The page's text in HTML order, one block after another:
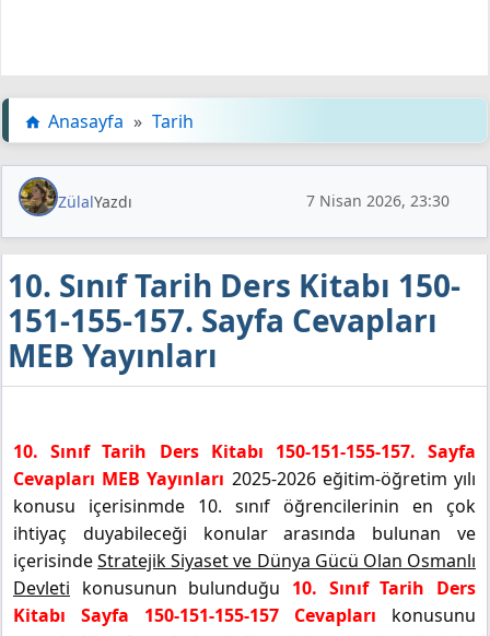
Anasayfa » Tarih
ZülalYazdı 7 Nisan 2026, 23:30
10. Sınıf Tarih Ders Kitabı 150-
151-155-157. Sayfa Cevapları
MEB Yayınları
10. Sınıf Tarih Ders Kitabı 150-151-155-157. Sayfa
Cevapları MEB Yayınları 2025-2026 eğitim-öğretim yılı
konusu içerisinmde 10. sınıf öğrencilerinin en çok
ihtiyaç duyabileceği konular arasında bulunan ve
içerisindeStratejik Siyaset ve Dünya Gücü Olan Osmanlı
Devleti konusunun bulunduğu 10. Sınıf Tarih Ders
Kitabı Sayfa 150-151-155-157 Cevapları konusunu